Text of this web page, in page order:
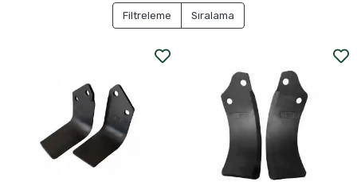
Filtreleme Sıralama